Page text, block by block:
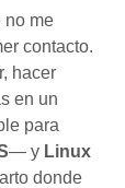
no me
contacto.
hacer
en un
para
— y Linux
donde